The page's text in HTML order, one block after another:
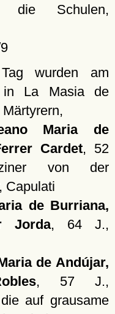
die Schulen,
wurden am
in La Masia de
Maria de
Cardet, 52
von der
Capulati
de Burriana,
Jorda, 64 J.,
de Andújar,
, 57 J.,
auf grausame